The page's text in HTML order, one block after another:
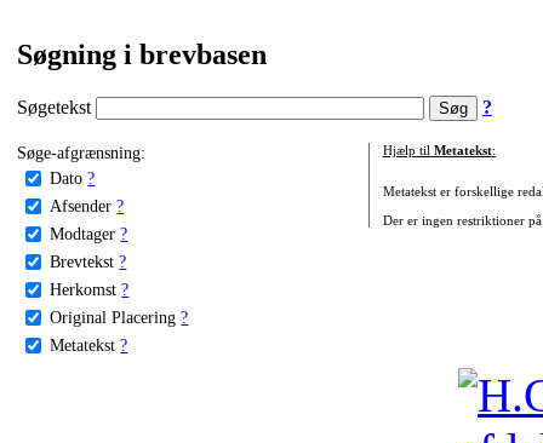
Søgning i brevbasen
Søgetekst ?
Søge-afgrænsning:
Dato ?
Afsender ?
Modtager ?
Brevtekst ?
Herkomst ?
Original Placering ?
Metatekst ?
Hjælp til Metatekst:
Metatekst er forskellige
Der er ingen restriktioner